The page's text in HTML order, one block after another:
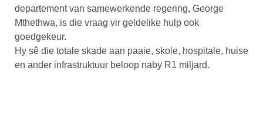
departement van samewerkende regering, George
Mthethwa, is die vraag vir geldelike hulp ook
goedgekeur.
Hy sê die totale skade aan paaie, skole, hospitale, huise
en ander infrastruktuur beloop naby R1 miljard.